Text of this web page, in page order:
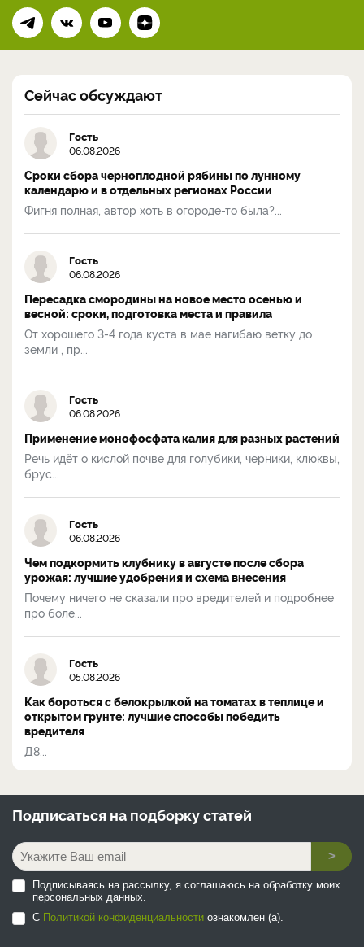
Сейчас обсуждают
Гость
06.08.2026
Сроки сбора черноплодной рябины по лунному
календарю и в отдельных регионах России
Фигня полная, автор хоть в огороде-то была?...
Гость
06.08.2026
Пересадка смородины на новое место осенью и
весной: сроки, подготовка места и правила
От хорошего 3-4 года куста в мае нагибаю ветку до
земли , пр...
Гость
06.08.2026
Применение монофосфата калия для разных растений
Речь идёт о кислой почве для голубики, черники, клюквы,
брус...
Гость
06.08.2026
Чем подкормить клубнику в августе после сбора
урожая: лучшие удобрения и схема внесения
Почему ничего не сказали про вредителей и подробнее
про боле...
Гость
05.08.2026
Как бороться с белокрылкой на томатах в теплице и
открытом грунте: лучшие способы победить
вредителя
Д8...
Подписаться на подборку статей
>
Подписываясь на рассылку, я соглашаюсь на обработку моих
персональных данных.
С Политикой конфиденциальности ознакомлен (а).